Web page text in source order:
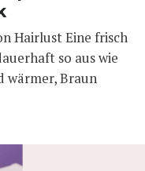
Hairlust Eine frisch
so aus wie
wärmer, Braun